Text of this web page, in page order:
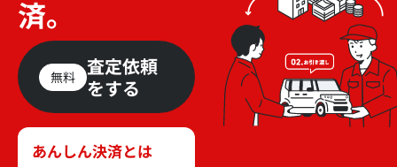
済。
無料
査定依頼
をする
あんしん決済とは